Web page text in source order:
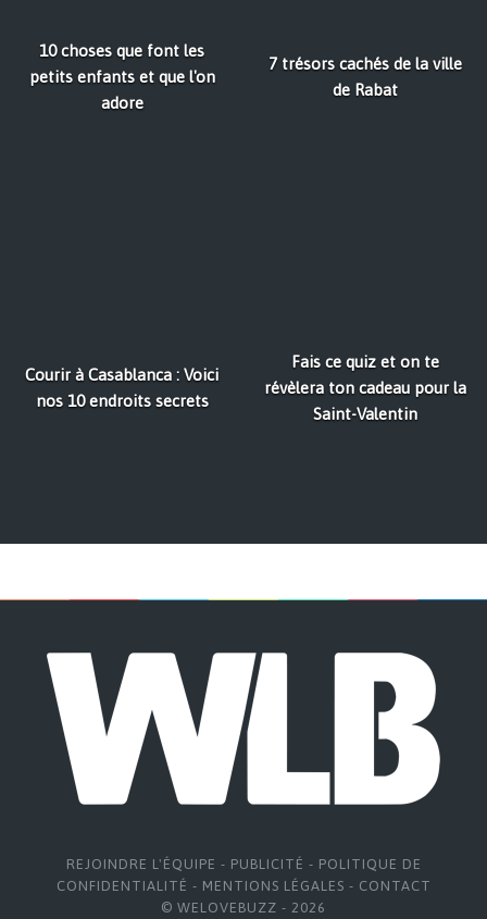
10 choses que font les
petits enfants et que l'on
adore
7 trésors cachés de la ville
de Rabat
Courir à Casablanca : Voici
nos 10 endroits secrets
Fais ce quiz et on te
révèlera ton cadeau pour la
Saint-Valentin
REJOINDRE L'ÉQUIPE - PUBLICITÉ - POLITIQUE DE
CONFIDENTIALITÉ - MENTIONS LÉGALES - CONTACT
© WELOVEBUZZ - 2026